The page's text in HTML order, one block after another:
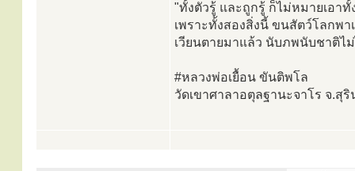
"ทั้งตัวรู้ และถูกรู้ ก็ไม่หมายเอาทั้
เพราะทั้งสองสิ่งนี้ ขนสัตว์โลกพา
เวียนตายมาแล้ว นับภพนับชาติไ
#หลวงพ่อเยื้อน ขันติพโล
วัดเขาศาลาอตุลฐานะจาโร จ.สุ